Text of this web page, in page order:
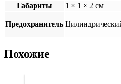
Габариты
1 × 1 × 2 см
Предохранитель
Похожие